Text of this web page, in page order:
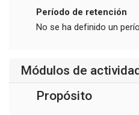
Período de retención
No se ha definido un
Módulos de
Propósito